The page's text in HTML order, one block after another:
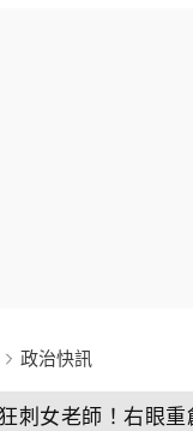
政治快訊
刺女老師！右眼